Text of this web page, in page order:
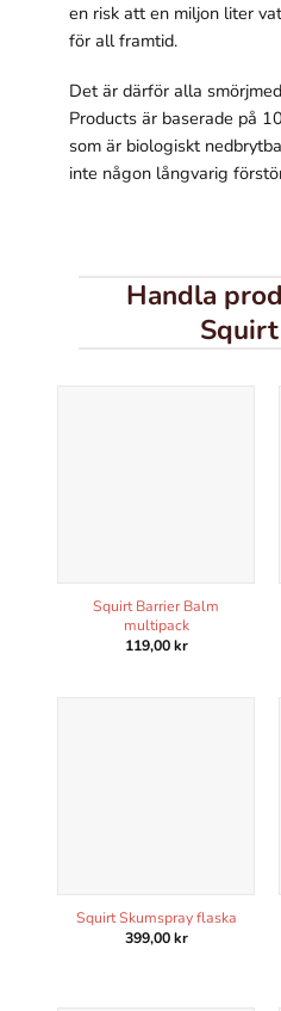
en risk att en miljon liter
för all framtid.
Det är därför alla
Products är baserade på
som är biologiskt
inte någon långvarig
Handla
Squirt Barrier Balm
multipack
119,00kr
Squirt Skumspray flaska
399,00kr
kakorna
kommer viss
att försvinna
hemsidan.
intressen och ditt
beteende när du